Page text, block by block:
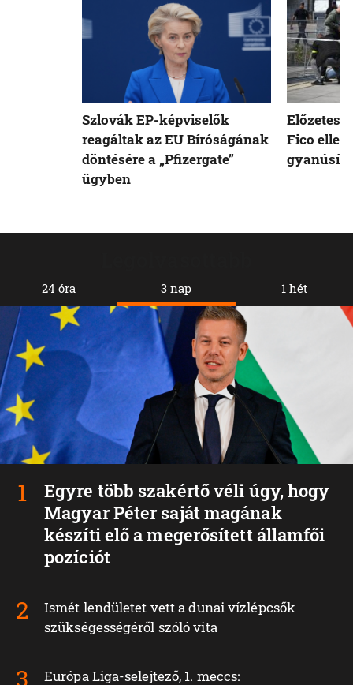
24 óra 3 nap
Egyre több szakértő véli úgy, hogy
Magyar Péter saját magának
készíti elő a megerősített államfői
pozíciót
Ismét lendületet vett a dunai vízlépcsők
szükségességéről szóló vita
Európa Liga-selejtező, 1. meccs:
1 hét
Szlovák EP-képviselők
reagáltak az EU Bíróságának
döntésére a „Pfizergate”
ügyben
Fico